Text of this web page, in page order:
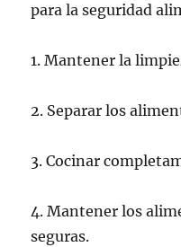
para la seguridad
1. Mantener la
2. Separar los
3. Cocinar
4. Mantener los
seguras.